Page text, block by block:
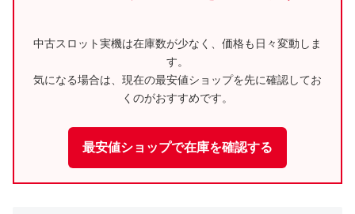
中古スロット実機は在庫数が少なく、価格も日々変動しま
す。
気になる場合は、現在の最安値ショップを先に確認してお
くのがおすすめです。
最安値ショップで在庫を確認する